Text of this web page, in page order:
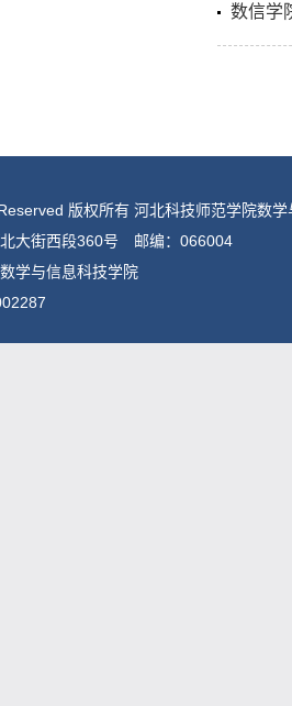
数信学
版权所有 河北科技师范学院数学
北大街西段360号 邮编：066004
学与信息科技学院